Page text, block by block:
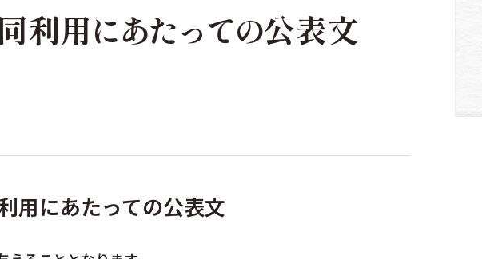
利用にあたっての公表文
用にあたっての公表文